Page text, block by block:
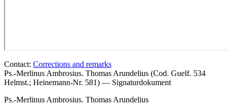
Contact: Corrections and remarks
Ps.-Merlinus Ambrosius. Thomas Arundelius (Cod. Guelf. 534
Helmst.; Heinemann-Nr. 581) — Signaturdokument
Ps.-Merlinus Ambrosius. Thomas Arundelius